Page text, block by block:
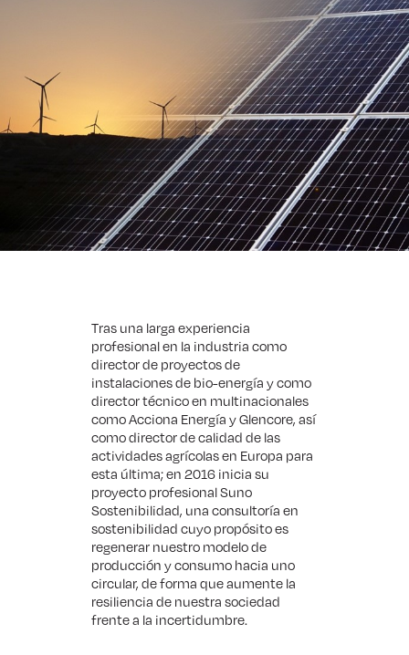
Tras una larga experiencia
profesional en la industria como
director de proyectos de
instalaciones de bio-energía y como
director técnico en multinacionales
como Acciona Energía y Glencore, así
como director de calidad de las
actividades agrícolas en Europa para
esta última; en 2016 inicia su
proyecto profesional Suno
Sostenibilidad, una consultoría en
sostenibilidad cuyo propósito es
regenerar nuestro modelo de
producción y consumo hacia uno
circular, de forma que aumente la
resiliencia de nuestra sociedad
frente a la incertidumbre.